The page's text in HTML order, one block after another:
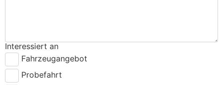
Interessiert an
Fahrzeugangebot
Probefahrt